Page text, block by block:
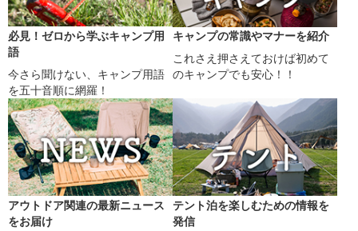
必見！ゼロから学ぶキャンプ用
語
今さら聞けない、キャンプ用語
を五十音順に網羅！
キャンプの常識やマナーを紹介
これさえ押さえておけば初めて
のキャンプでも安心！！
アウトドア関連の最新ニュース
をお届け
テント泊を楽しむための情報を
発信